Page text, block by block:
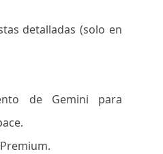
detalladas (solo en
de Gemini para